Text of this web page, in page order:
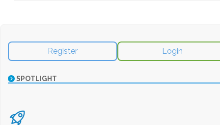
Register Login
SPOTLIGHT